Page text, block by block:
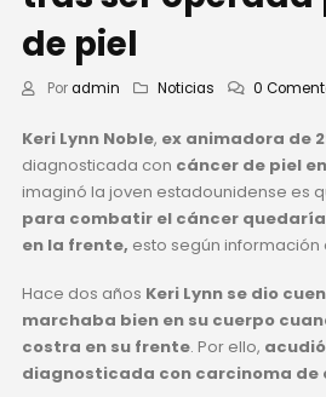
de piel
Por admin Noticias 0
Keri Lynn Noble, ex animadora de
diagnosticada con cáncer de piel en
imaginó la joven estadounidense es
para combatir el cáncer quedaría
en la frente, esto según información
Hace dos años Keri Lynn se dio
marchaba bien en su cuerpo
costra en su frente. Por ello,
diagnosticada con carcinoma de